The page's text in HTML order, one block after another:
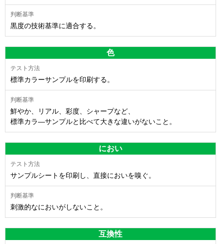
黒度の技術基準に適合する。
色
標準カラーサンプルを印刷する。
鮮やか、リアル、彩度、シャープなど、
標準カラ―サンプルと比べて大きな違いがないこと。
におい
サンプルシートを印刷し、直接においを嗅ぐ。
刺激的なにおいがしないこと。
互換性